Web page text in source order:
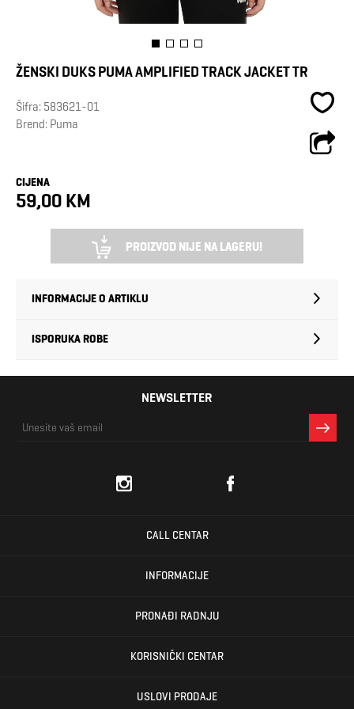
ŽENSKI DUKS PUMA AMPLIFIED TRACK JACKET TR
Šifra: 583621-01
Brend: Puma
CIJENA
59,00 KM
PROIZVOD NIJE NA LAGERU!
INFORMACIJE O ARTIKLU
ISPORUKA ROBE
NEWSLETTER
CALL CENTAR
INFORMACIJE
PRONAĐI RADNJU
KORISNIČKI CENTAR
USLOVI PRODAJE